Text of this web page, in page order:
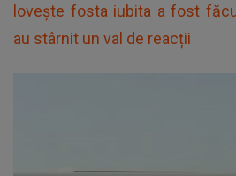
lovește fosta iubita a fost
au stârnit un val de reacții